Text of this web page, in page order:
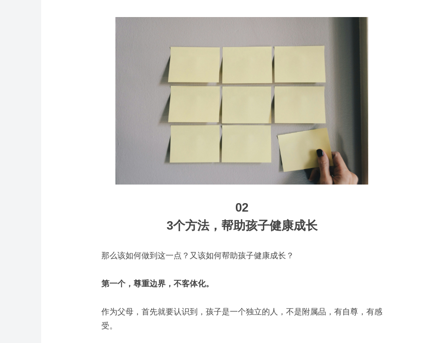
02
3个方法，帮助孩子健康成长
那么该如何做到这一点？又该如何帮助孩子健康成长？
第一个，尊重边界，不客体化。
作为父母，首先就要认识到，孩子是一个独立的人，不是附属品，有自尊，有感
受。